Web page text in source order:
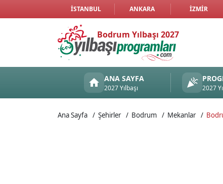
İSTANBUL ANKARA İZMIR
Bodrum Yılbaşı 2027
ANA SAYFA
2027 Yılbaşı 2027
Ana Sayfa Şehirler Bodrum Mekanlar